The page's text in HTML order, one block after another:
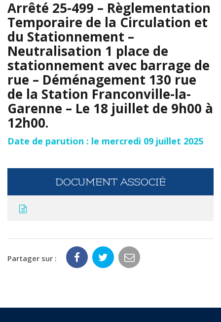
Arrêté 25-499 – Règlementation
Temporaire de la Circulation et
du Stationnement –
Neutralisation 1 place de
stationnement avec barrage de
rue – Déménagement 130 rue
de la Station Franconville-la-
Garenne – Le 18 juillet de 9h00 à
12h00.
Date de parution : le mercredi 09 juillet 2025
DOCUMENT ASSOCIÉ
Partager sur :